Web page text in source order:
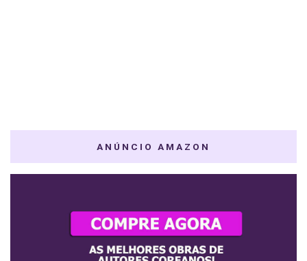
ANÚNCIO AMAZON